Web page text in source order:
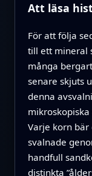
Att läsa
För att följa
till ett mineral
många
senare skjuts
denna
mikroskopiska
Varje korn
svalnade
handfull
distinkta